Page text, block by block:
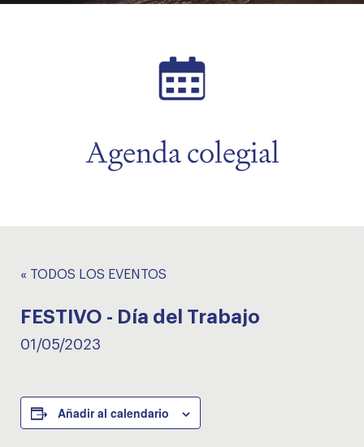
Agenda colegial
« TODOS LOS EVENTOS
FESTIVO - Día del Trabajo
01/05/2023
Añadir al calendario